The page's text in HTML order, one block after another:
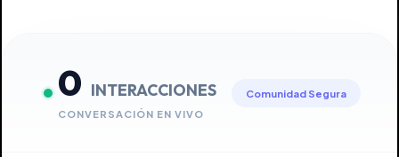
0 INTERACCIONES
CONVERSACIÓN EN VIVO
Comunidad Segura